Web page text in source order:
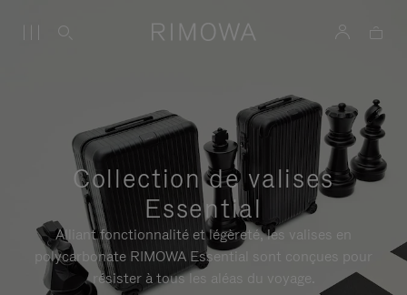
Collection de valises
Essential
Alliant fonctionnalité et légèreté, les valises en
polycarbonate RIMOWA Essential sont conçues pour
résister à tous les aléas du voyage.